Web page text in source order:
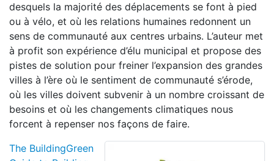
desquels la majorité des déplacements se font à pied
ou à vélo, et où les relations humaines redonnent un
sens de communauté aux centres urbains. L’auteur met
à profit son expérience d’élu municipal et propose des
pistes de solution pour freiner l’expansion des grandes
villes à l’ère où le sentiment de communauté s’érode,
où les villes doivent subvenir à un nombre croissant de
besoins et où les changements climatiques nous
forcent à repenser nos façons de faire.
The BuildingGreen